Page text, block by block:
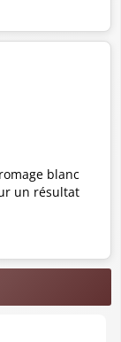
blanc
un résultat